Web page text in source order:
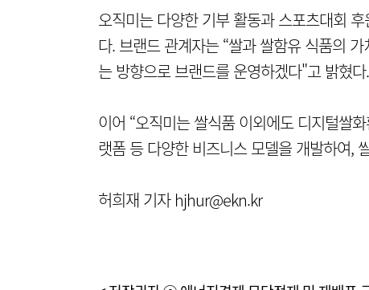
오직미는 다양한 기부 활동과 스포츠대회
다. 브랜드 관계자는 “쌀과 쌀함유 식품의
는 방향으로 브랜드를 운영하겠다"고 밝혔다.
이어 “오직미는 쌀식품 이외에도 디지털쌀
랫폼 등 다양한 비즈니스 모델을 개발하여,
허희재 기자 hjhur@ekn.kr